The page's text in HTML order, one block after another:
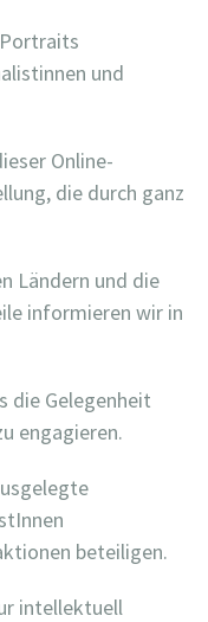
und
Online-
die durch ganz
Ländern und die
informieren wir in
die Gelegenheit
engagieren.
beteiligen.
intellektuell